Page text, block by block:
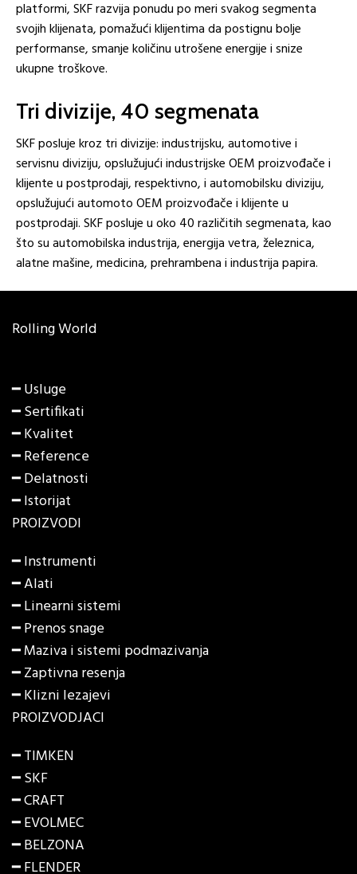
platformi, SKF razvija ponudu po meri svakog segmenta
svojih klijenata, pomažući klijentima da postignu bolje
performanse, smanje količinu utrošene energije i snize
ukupne troškove.
Tri divizije, 40 segmenata
SKF posluje kroz tri divizije: industrijsku, automotive i
servisnu diviziju, opslužujući industrijske OEM proizvođače i
klijente u postprodaji, respektivno, i automobilsku diviziju,
opslužujući automoto OEM proizvođače i klijente u
postprodaji. SKF posluje u oko 40 različitih segmenata, kao
što su automobilska industrija, energija vetra, železnica,
alatne mašine, medicina, prehrambena i industrija papira.
Rolling World
━ Usluge
━ Sertifikati
━ Kvalitet
━ Reference
━ Delatnosti
━ Istorijat
PROIZVODI
━Instrumenti
━Alati
━Linearni sistemi
━Prenos snage
━Maziva i sistemi podmazivanja
━Zaptivna resenja
━Klizni lezajevi
PROIZVODJACI
━ TIMKEN
━ SKF
━ CRAFT
━ EVOLMEC
━ BELZONA
━ FLENDER